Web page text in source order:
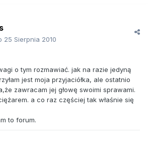
25 Sierpnia 2010
o tym rozmawiać. jak na razie jedyną
jest moja przyjaciółka, ale ostatnio
zawracam jej głowę swoimi sprawami.
a co raz częściej tak właśnie się
to forum.